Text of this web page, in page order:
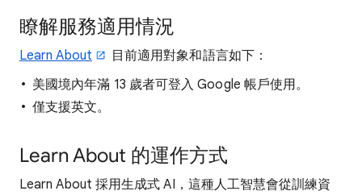
瞭解服務適用情況
Learn About
目前適用對象和語言如下：
美國境內年滿 13 歲者可登入 Google 帳戶使用。
僅支援英文。
Learn About 的運作方式
Learn About 採用生成式 AI，這種人工智慧會從訓練資